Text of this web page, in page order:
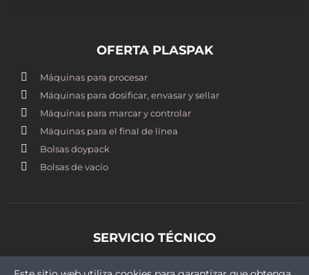
OFERTA PLASPAK
Máquinas para procesar
Máquinas para dosificar, envasar y sellar
Máquinas para marcar y controlar
Máquinas para el final de línea
Bolsas doypack
Bolsas de vacío
SERVICIO TÉCNICO